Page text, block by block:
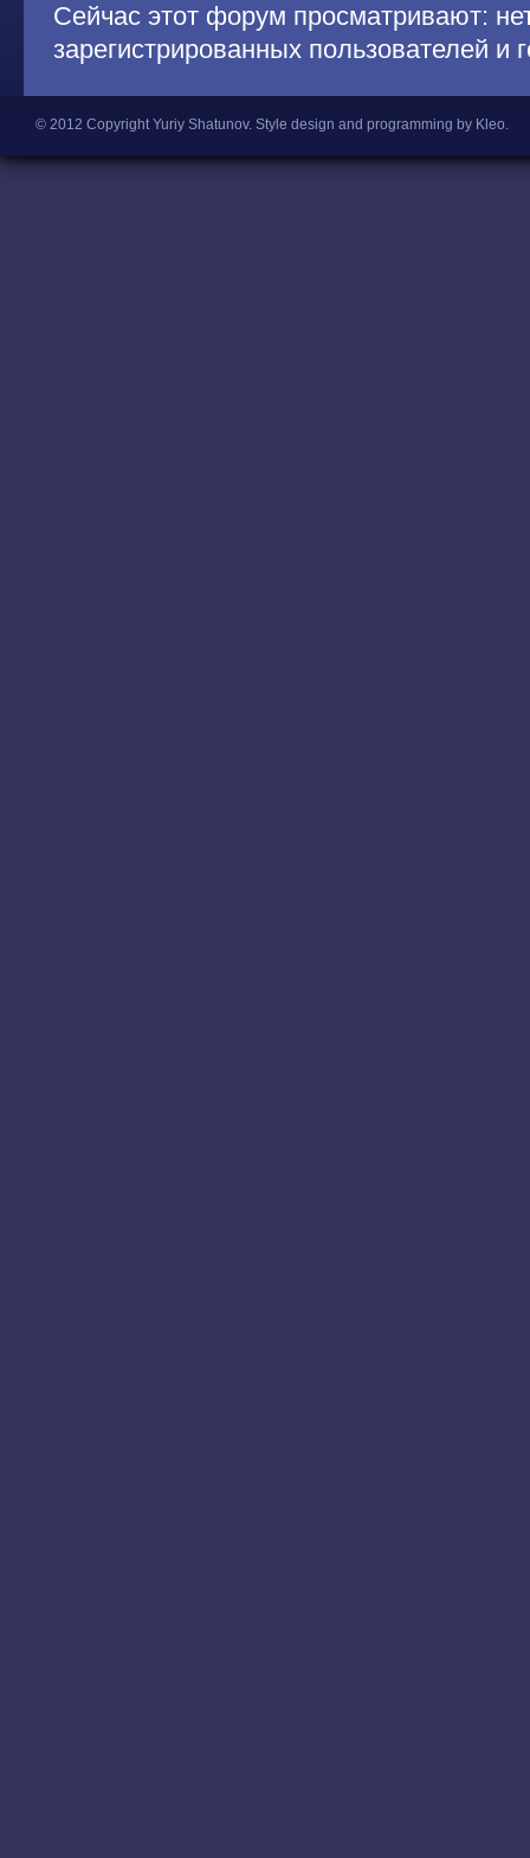
Сейчас этот форум просматривают:
зарегистрированных пользователей и
© 2012 Copyright Yuriy Shatunov. Style design and programming by Kleo.